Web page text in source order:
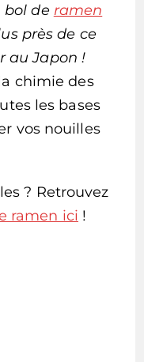
bol de ramen
près de ce
au Japon !
chimie des
les bases
vos nouilles
? Retrouvez
ramen ici !